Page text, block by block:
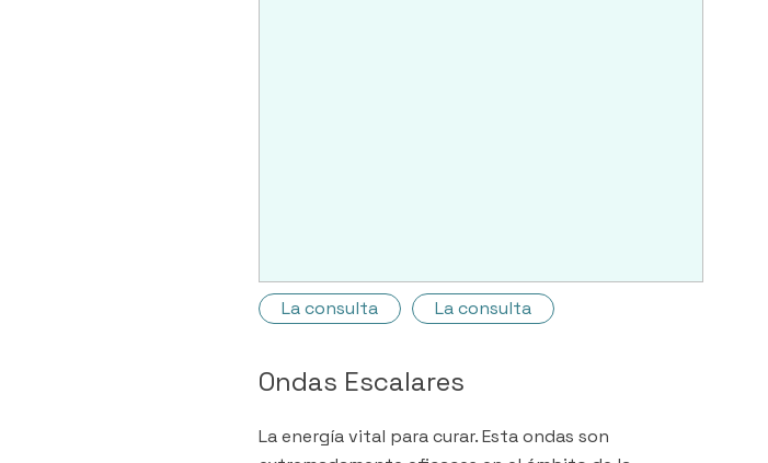
La consulta La consulta
Ondas Escalares
La energía vital para curar. Esta ondas son